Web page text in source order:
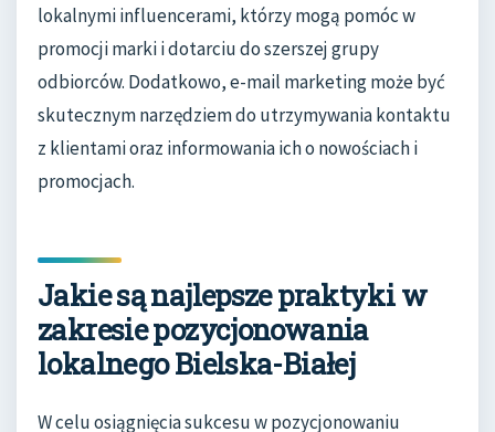
lokalnymi influencerami, którzy mogą pomóc w
promocji marki i dotarciu do szerszej grupy
odbiorców. Dodatkowo, e-mail marketing może być
skutecznym narzędziem do utrzymywania kontaktu
z klientami oraz informowania ich o nowościach i
promocjach.
Jakie są najlepsze praktyki w
zakresie pozycjonowania
lokalnego Bielska-Białej
W celu osiągnięcia sukcesu w pozycjonowaniu